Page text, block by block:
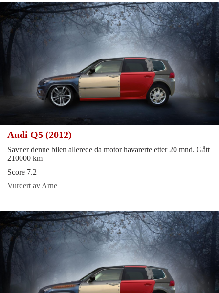
Audi Q5 (2012)
Savner denne bilen allerede da motor havarerte etter 20 mnd. Gått
210000 km
Score 7.2
Vurdert av Arne